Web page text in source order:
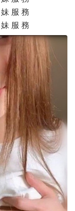
服 務
服 務